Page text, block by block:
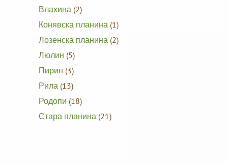
Влахина (2)
Конявска планина (1)
Лозенска планина (2)
Люлин (5)
Пирин (3)
Рила (13)
Родопи (18)
Стара планина (21)